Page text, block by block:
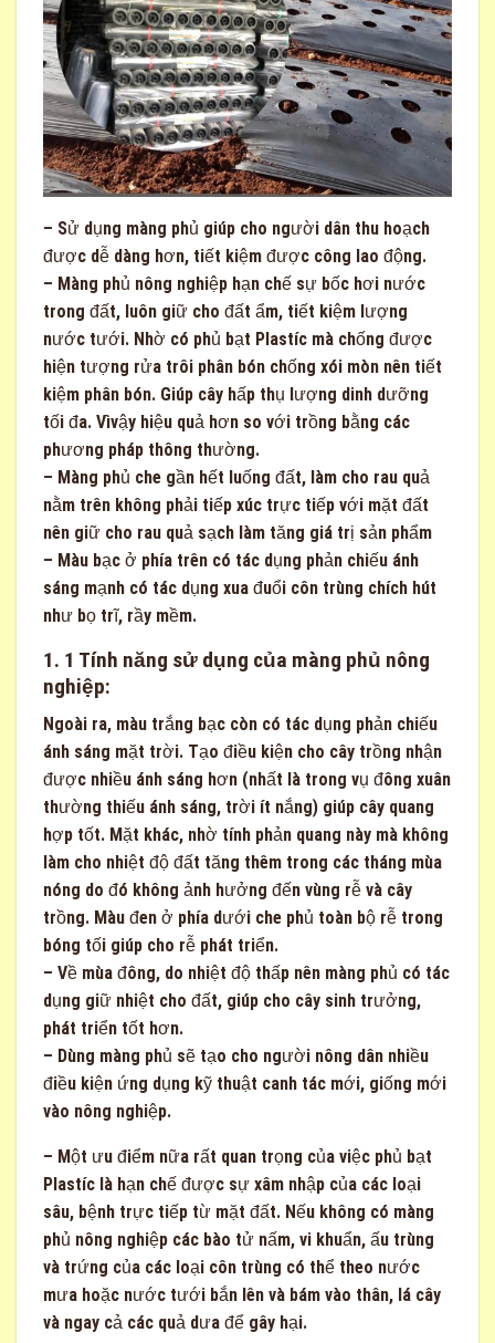
– Sử dụng màng phủ giúp cho người dân thu hoạch
được dễ dàng hơn, tiết kiệm được công lao động.
– Màng phủ nông nghiệp hạn chế sự bốc hơi nước
trong đất, luôn giữ cho đất ẩm, tiết kiệm lượng
nước tưới. Nhờ có phủ bạt Plastíc mà chống được
hiện tượng rửa trôi phân bón chống xói mòn nên tiết
kiệm phân bón. Giúp cây hấp thụ lượng dinh dưỡng
tối đa. Vìvậy hiệu quả hơn so với trồng bằng các
phương pháp thông thường.
– Màng phủ che gần hết luống đất, làm cho rau quả
nằm trên không phải tiếp xúc trực tiếp với mặt đất
nên giữ cho rau quả sạch làm tăng giá trị sản phẩm
– Màu bạc ở phía trên có tác dụng phản chiếu ánh
sáng mạnh có tác dụng xua đuổi côn trùng chích hút
như bọ trĩ, rầy mềm.
1. 1 Tính năng sử dụng của màng phủ nông
nghiệp:
Ngoài ra, màu trắng bạc còn có tác dụng phản chiếu
ánh sáng mặt trời. Tạo điều kiện cho cây trồng nhận
được nhiều ánh sáng hơn (nhất là trong vụ đông xuân
thường thiếu ánh sáng, trời ít nắng) giúp cây quang
hợp tốt. Mặt khác, nhờ tính phản quang này mà không
làm cho nhiệt độ đất tăng thêm trong các tháng mùa
nóng do đó không ảnh hưởng đến vùng rễ và cây
trồng. Màu đen ở phía dưới che phủ toàn bộ rễ trong
bóng tối giúp cho rễ phát triển.
– Về mùa đông, do nhiệt độ thấp nên màng phủ có tác
dụng giữ nhiệt cho đất, giúp cho cây sinh trưởng,
phát triển tốt hơn.
– Dùng màng phủ sẽ tạo cho người nông dân nhiều
điều kiện ứng dụng kỹ thuật canh tác mới, giống mới
vào nông nghiệp.
– Một ưu điểm nữa rất quan trọng của việc phủ bạt
Plastíc là hạn chế được sự xâm nhập của các loại
sâu, bệnh trực tiếp từ mặt đất. Nếu không có màng
phủ nông nghiệp các bào tử nấm, vi khuẩn, ấu trùng
và trứng của các loại côn trùng có thể theo nước
mưa hoặc nước tưới bắn lên và bám vào thân, lá cây
và ngay cả các quả dưa để gây hại.